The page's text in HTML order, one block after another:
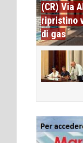
(CR) Via
ripristino
di gas